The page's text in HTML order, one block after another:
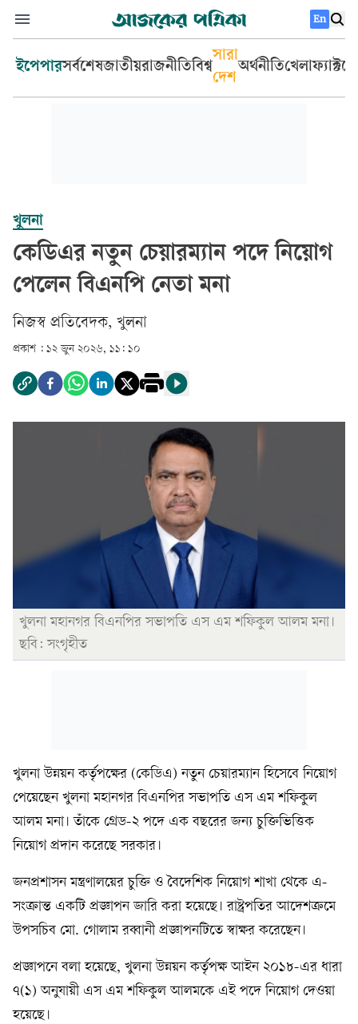
En
ইপেপারসর্বশেষজাতীয়রাজনীতিবিশ্ব
সারা
দেশ
অর্থনীতিখেলা
খুলনা
কেডিএর নতুন চেয়ারম্যান পদে নিয়োগ
পেলেন বিএনপি নেতা মনা
নিজস্ব প্রতিবেদক, খুলনা
প্রকাশ : ১২ জুন ২০২৬, ১১: ১০
খুলনা মহানগর বিএনপির সভাপতি এস এম শফিকুল আলম মনা।
ছবি: সংগৃহীত
খুলনা উন্নয়ন কর্তৃপক্ষের (কেডিএ) নতুন চেয়ারম্যান হিসেবে নিয়োগ
পেয়েছেন খুলনা মহানগর বিএনপির সভাপতি এস এম শফিকুল
আলম মনা। তাঁকে গ্রেড-২ পদে এক বছরের জন্য চুক্তিভিত্তিক
নিয়োগ প্রদান করেছে সরকার।
জনপ্রশাসন মন্ত্রণালয়ের চুক্তি ও বৈদেশিক নিয়োগ শাখা থেকে এ-
সংক্রান্ত একটি প্রজ্ঞাপন জারি করা হয়েছে। রাষ্ট্রপতির আদেশক্রমে
উপসচিব মো. গোলাম রব্বানী প্রজ্ঞাপনটিতে স্বাক্ষর করেছেন।
প্রজ্ঞাপনে বলা হয়েছে, খুলনা উন্নয়ন কর্তৃপক্ষ আইন ২০১৮-এর ধারা
৭(১) অনুযায়ী এস এম শফিকুল আলমকে এই পদে নিয়োগ দেওয়া
হয়েছে।